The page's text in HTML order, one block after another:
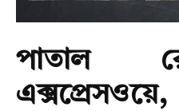
পাতাল